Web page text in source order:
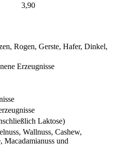
3,90
Rogen, Gerste, Hafer, Dinkel,
Erzeugnisse
Laktose)
Wallnuss, Cashew,
Macadamianuss und